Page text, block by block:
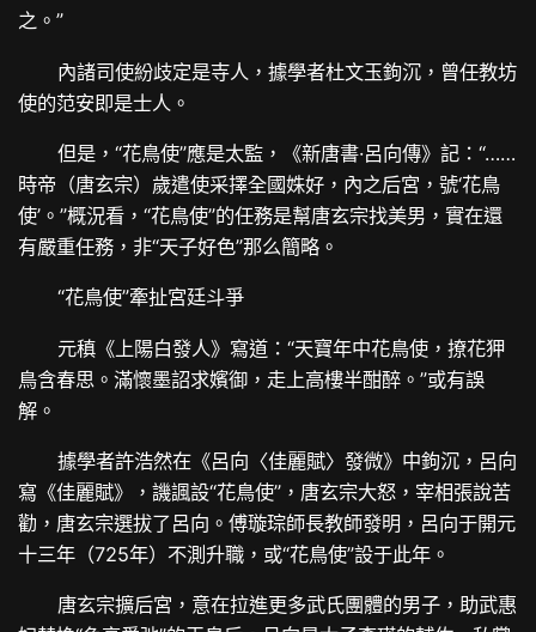
之。”
內諸司使紛歧定是寺人，據學者杜文玉鉤沉，曾任教坊
使的范安即是士人。
但是，“花鳥使”應是太監，《新唐書·呂向傳》記：“……
時帝（唐玄宗）歲遣使采擇全國姝好，內之后宮，號‘花鳥
使’。”概況看，“花鳥使”的任務是幫唐玄宗找美男，實在還
有嚴重任務，非“天子好色”那么簡略。
“花鳥使”牽扯宮廷斗爭
元稹《上陽白發人》寫道：“天寶年中花鳥使，撩花狎
鳥含春思。滿懷墨詔求嬪御，走上高樓半酣醉。”或有誤
解。
據學者許浩然在《呂向〈佳麗賦〉發微》中鉤沉，呂向
寫《佳麗賦》，譏諷設“花鳥使”，唐玄宗大怒，宰相張說苦
勸，唐玄宗選拔了呂向。傅璇琮師長教師發明，呂向于開元
十三年（725年）不測升職，或“花鳥使”設于此年。
唐玄宗擴后宮，意在拉進更多武氏團體的男子，助武惠